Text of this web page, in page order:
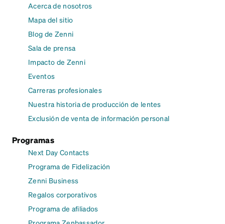
Acerca de nosotros
Mapa del sitio
Blog de Zenni
Sala de prensa
Impacto de Zenni
Eventos
Carreras profesionales
Nuestra historia de producción de lentes
Exclusión de venta de información personal
Programas
Next Day Contacts
Programa de Fidelización
Zenni Business
Regalos corporativos
Programa de afiliados